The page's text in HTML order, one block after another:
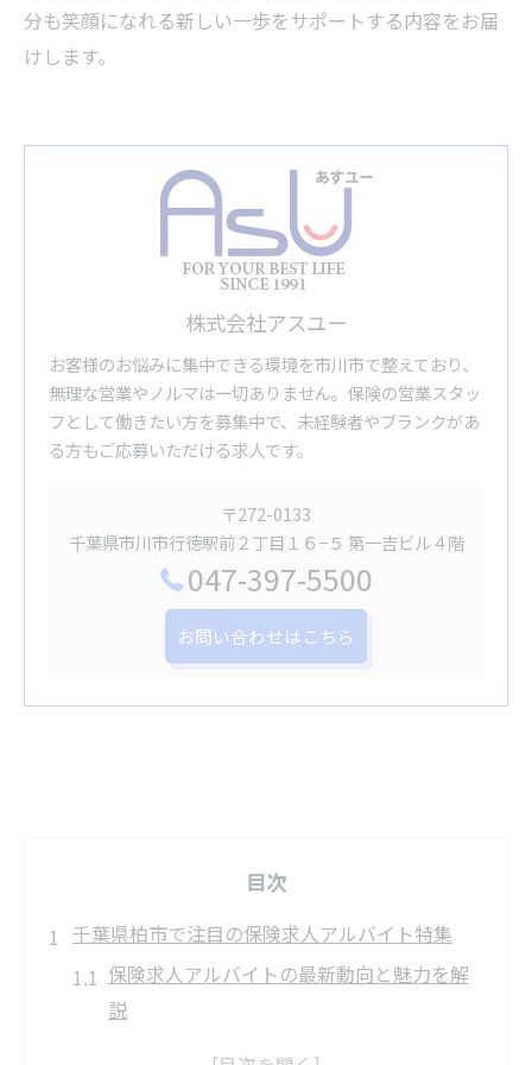
分も笑顔になれる新しい一歩をサポートする内容をお届
けします。
株式会社アスユー
お客様のお悩みに集中できる環境を市川市で整えており、
無理な営業やノルマは一切ありません。保険の営業スタッ
フとして働きたい方を募集中で、未経験者やブランクがあ
る方もご応募いただける求人です。
〒272-0133
千葉県市川市行徳駅前２丁目１６−５ 第一吉ビル４階
047-397-5500
お問い合わせはこちら
目次
千葉県柏市で注目の保険求人アルバイト特集
保険求人アルバイトの最新動向と魅力を解
説
千葉県柏市の保険求人が選ばれる理由とは